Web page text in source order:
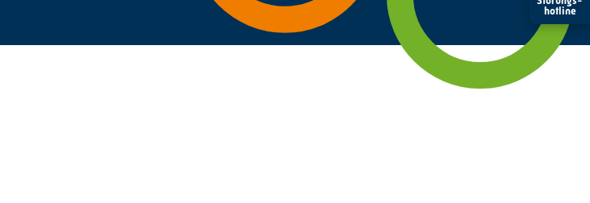
hotline
Zeilenabstand vergrößern
Zeilenabstand verkleinern
Graustufen